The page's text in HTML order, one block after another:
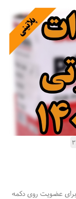
عضویت روی دکمه